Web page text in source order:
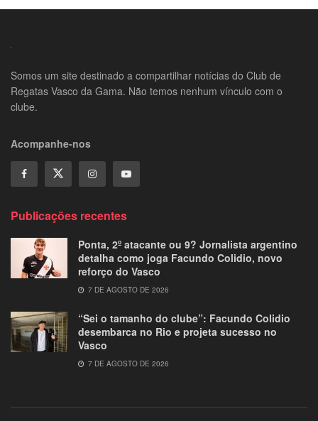
Somos um site destinado a compartilhar notícias do Club de
Regatas Vasco da Gama. Não temos nenhum vínculo com o
clube.
Acompanhe-nos
Publicações recentes
Ponta, 2º atacante ou 9? Jornalista argentino
detalha como joga Facundo Colidio, novo
reforço do Vasco
7 DE AGOSTO DE 2026
“Sei o tamanho do clube”: Facundo Colidio
desembarca no Rio e projeta sucesso no
Vasco
7 DE AGOSTO DE 2026